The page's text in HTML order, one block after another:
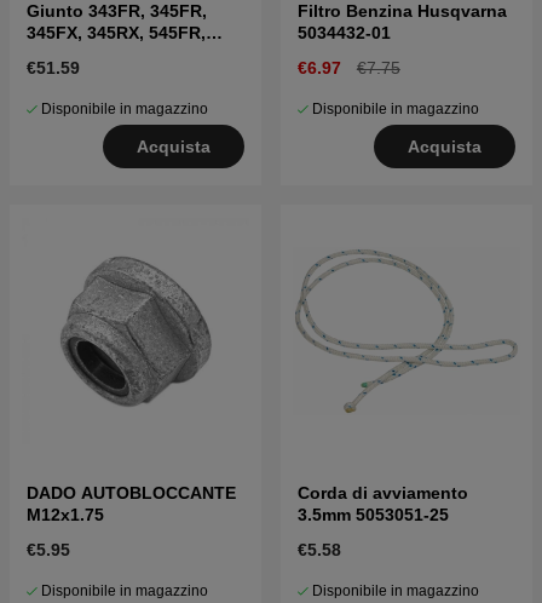
Giunto 343FR, 345FR,
345FX, 345RX, 545FR,
€51.59
Disponibile in magazzino
Acquista
Filtro Benzina Husqvarna
5034432-01
€6.97
€7.75
Disponibile in magazzino
Acquista
DADO AUTOBLOCCANTE
M12x1.75
€5.95
Disponibile in magazzino
Corda di avviamento
3.5mm 5053051-25
€5.58
Disponibile in magazzino